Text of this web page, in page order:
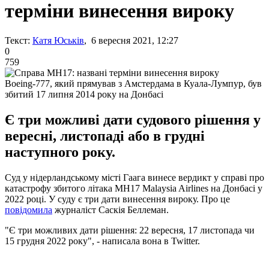
терміни винесення вироку
Текст: Катя Юськів, 6 вересня 2021, 12:27
0
759
Boeing-777, який прямував з Амстердама в Куала-Лумпур, був
збитий 17 липня 2014 року на Донбасі
Є три можливі дати судового рішення у
вересні, листопаді або в грудні
наступного року.
Суд у нідерландському місті Гаага винесе вердикт у справі про
катастрофу збитого літака MH17 Malaysia Airlines на Донбасі у
2022 році. У суду є три дати винесення вироку. Про це
повідомила журналіст Саскія Беллеман.
"Є три можливих дати рішення: 22 вересня, 17 листопада чи
15 грудня 2022 року", - написала вона в Twitter.